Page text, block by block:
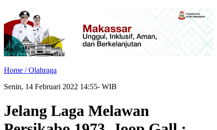
Home /Olahraga
Senin, 14 Februari 2022 14:55- WIB
Jelang Laga Melawan